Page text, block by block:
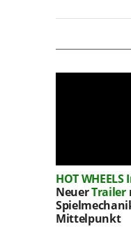
HOT
NeuerTrailer
Mittelpunkt